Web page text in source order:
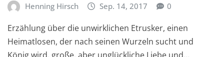
Henning Hirsch Sep. 14, 2017 0
Erzählung über die unwirklichen Etrusker, einen
Heimatlosen, der nach seinen Wurzeln sucht und
König wird, große, aber unglückliche Liebe und…